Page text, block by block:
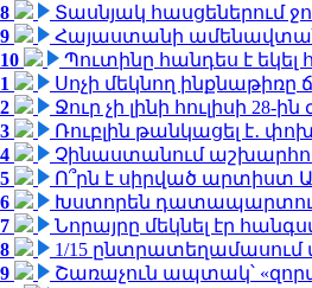
8
Տասնյակ հասցեներում
9
Հայաստանի
10
Պուտինը հանդես է եկել
1
Սոչի մեկնող
2
Ջուր չի լինի հուլիսի 28-
3
Ռուբլին թանկացել է․
4
Չինաստանում
5
Ո՞րն է սիրված արտիստ
6
Խստորեն դատապարտում
7
Նորայրը մեկնել էր
8
1/15 ընտրատեղամասում
9
Շառաչուն ապտակ՝